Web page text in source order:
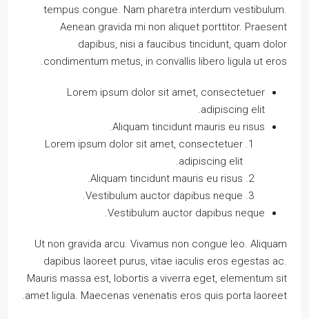
tempus congue. Nam pharetra interdum vestibulum.
Aenean gravida mi non aliquet porttitor. Praesent
dapibus, nisi a faucibus tincidunt, quam dolor
condimentum metus, in convallis libero ligula ut eros.
Lorem ipsum dolor sit amet, consectetuer
adipiscing elit.
Aliquam tincidunt mauris eu risus.
Lorem ipsum dolor sit amet, consectetuer
adipiscing elit.
Aliquam tincidunt mauris eu risus.
Vestibulum auctor dapibus neque.
Vestibulum auctor dapibus neque.
Ut non gravida arcu. Vivamus non congue leo. Aliquam
dapibus laoreet purus, vitae iaculis eros egestas ac.
Mauris massa est, lobortis a viverra eget, elementum sit
amet ligula. Maecenas venenatis eros quis porta laoreet.